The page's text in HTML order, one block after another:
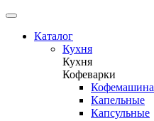
Каталог
Кухня
Кухня
Кофеварки
Кофемашина
Капельные
Капсульные